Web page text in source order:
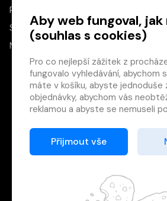
×
Máte u
účet?
Registrací
na zboží ve
PO–PÁ
SO
10:00–13:00
NE
Zásady cookies
Aby web fungoval, jak
(souhlas s cookies)
Pro co nejlepší zážitek z
fungovalo vyhledávání, abychom
máte v košíku, abyste
objednávky, abychom vás
reklamou a abyste se nemuseli
Proto od vás potřebujeme
zpracováním souborů cookies
Děkujeme, že nám ho dáte a
Přijmout vše